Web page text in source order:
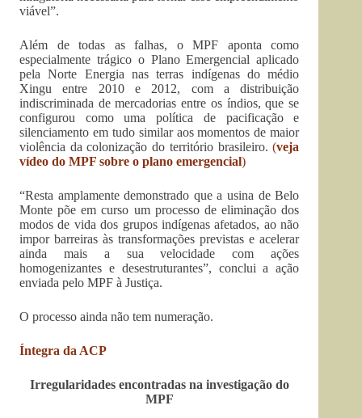
viável”.
Além de todas as falhas, o MPF aponta como
especialmente trágico o Plano Emergencial aplicado
pela Norte Energia nas terras indígenas do médio
Xingu entre 2010 e 2012, com a distribuição
indiscriminada de mercadorias entre os índios, que se
configurou como uma política de pacificação e
silenciamento em tudo similar aos momentos de maior
violência da colonização do território brasileiro.(veja
vídeo do MPF sobre o plano emergencial)
“Resta amplamente demonstrado que a usina de Belo
Monte põe em curso um processo de eliminação dos
modos de vida dos grupos indígenas afetados, ao não
impor barreiras às transformações previstas e acelerar
ainda mais a sua velocidade com ações
homogenizantes e desestruturantes”, conclui a ação
enviada pelo MPF à Justiça.
O processo ainda não tem numeração.
Íntegra da ACP
Irregularidades encontradas na investigação do
MPF